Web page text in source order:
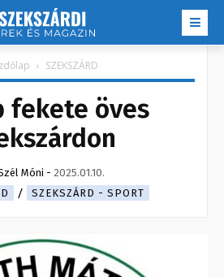
SZEKSZÁRD
fekete öves
Móni - 2025.01.10.
SZEKSZÁRD - SPORT